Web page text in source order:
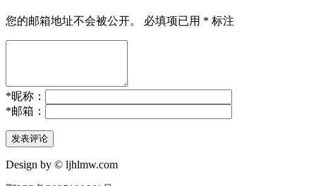
您的邮箱地址不会被公开。 必填项已用 * 标注
*昵称：
*邮箱：
Design by © ljhlmw.com